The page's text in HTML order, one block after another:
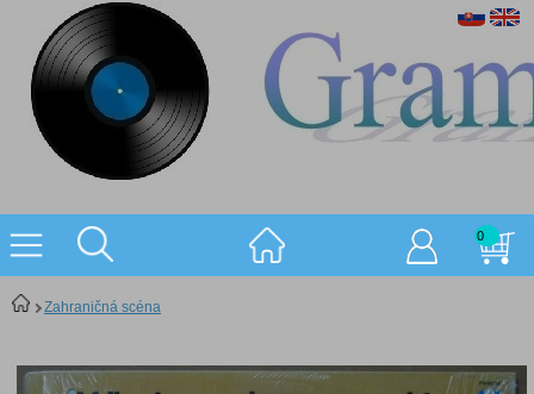
0
Zahraničná scéna